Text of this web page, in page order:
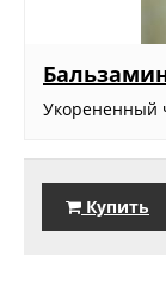
Укорененный
Купить